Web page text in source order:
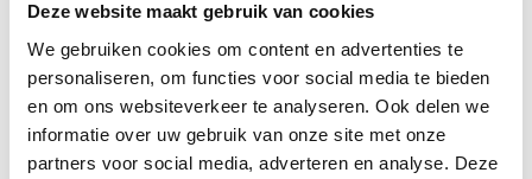
Deze website maakt gebruik van cookies
We gebruiken cookies om content en advertenties te
personaliseren, om functies voor social media te bieden
en om ons websiteverkeer te analyseren. Ook delen we
informatie over uw gebruik van onze site met onze
partners voor social media, adverteren en analyse. Deze
KIM KÖTTER DEELT PRACHTIGE
GEZINSFOTO MET HAAR
MANNEN